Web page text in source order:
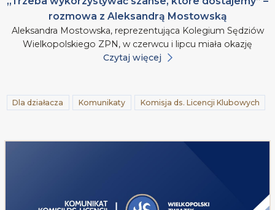
rozmowa z Aleksandrą Mostowską
Aleksandra Mostowska, reprezentująca Kolegium Sędziów
Wielkopolskiego ZPN, w czerwcu i lipcu miała okazję
Czytaj więcej
Dla działacza Komunikaty Komisja ds. Licencji Klubowych